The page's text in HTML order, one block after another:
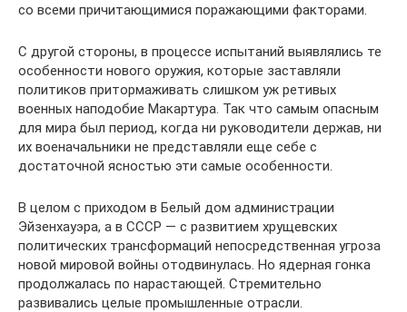
со всеми причитающимися поражающими факторами.
С другой стороны, в процессе испытаний выявлялись те
особенности нового оружия, которые заставляли
политиков притормаживать слишком уж ретивых
военных наподобие Макартура. Так что самым опасным
для мира был период, когда ни руководители держав, ни
их военачальники не представляли еще себе с
достаточной ясностью эти самые особенности.
В целом с приходом в Белый дом администрации
Эйзенхауэра, а в СССР — с развитием хрущевских
политических трансформаций непосредственная угроза
новой мировой войны отодвинулась. Но ядерная гонка
продолжалась по нарастающей. Стремительно
развивались целые промышленные отрасли.